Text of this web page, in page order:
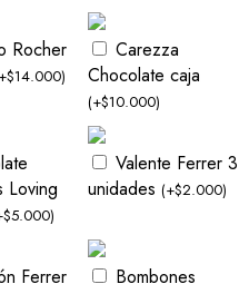
Rocher
+$14.000)
Carezza
Chocolate caja
(+$10.000)
Loving
$5.000)
Valente Ferrer 3
unidades (+$2.000)
Ferrer
Bombones